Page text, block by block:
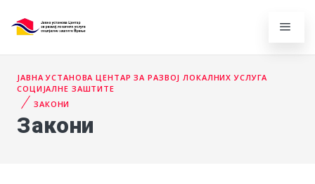
ЈАВНА УСТАНОВА ЦЕНТАР ЗА РАЗВОЈ ЛОКАЛНИХ УСЛУГА
СОЦИЈАЛНЕ ЗАШТИТЕ
ЗАКОНИ
Закони